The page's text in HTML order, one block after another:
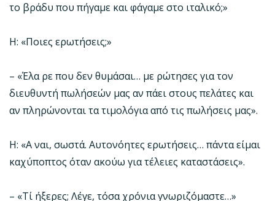
το βράδυ που πήγαμε και φάγαμε στο ιταλικό;»
Η: «Ποιες ερωτήσεις;»
– «Έλα ρε που δεν θυμάσαι… με ρώτησες για τον
διευθυντή πωλήσεών μας αν πάει στους πελάτες και
αν πληρώνονται τα τιμολόγια από τις πωλήσεις μας».
Η: «Α ναι, σωστά. Αυτονόητες ερωτήσεις… πάντα είμαι
καχύποπτος όταν ακούω για τέλειες καταστάσεις».
– «Τί ήξερες; Λέγε, τόσα χρόνια γνωριζόμαστε…»